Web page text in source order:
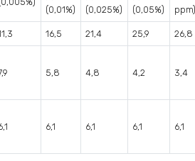
(0,01%)
(0,025%)
(0,05%)
16,5 21,4 25,9 26,8
5,8 4,8 4,2 3,4
6,1 6,1 6,1 6,1